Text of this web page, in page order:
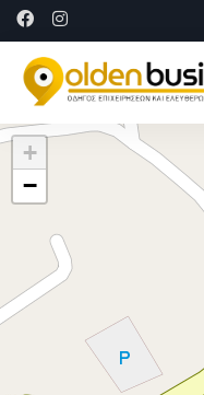
+
−